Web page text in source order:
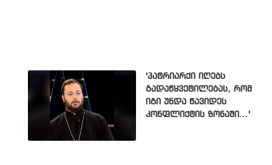
'პატრიარქი იღებს
გადაწყვეტილებას, რომ
იგი უნდა წავიდეს
კონფლიქტის ზონაში...'